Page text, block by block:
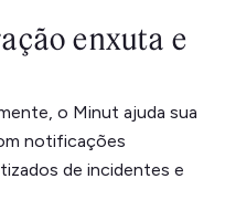
enxuta e
o Minut ajuda sua
notificações
de incidentes e